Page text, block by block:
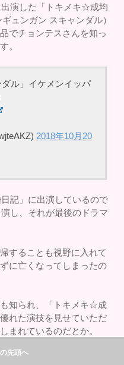
演した「トキメキ☆成均
ュンガン スキャンダル）
でチョンテスさんを知っ
。
ル」イケメンイッパ
2018年10月20
記」に出演しているので
し、それが最後のドラマ
することも視野に入れて
に亡くなってしまったの
知られ、「トキメキ☆成
れた演技を見せていただ
まれているのだとか。
演した作品は多くの人に
先頭へ